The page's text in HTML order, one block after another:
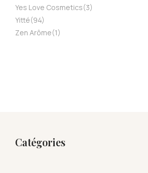
Yes Love Cosmetics(3)
Yitté(94)
Zen Arôme(1)
Catégories